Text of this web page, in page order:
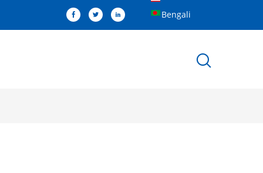
Bengali